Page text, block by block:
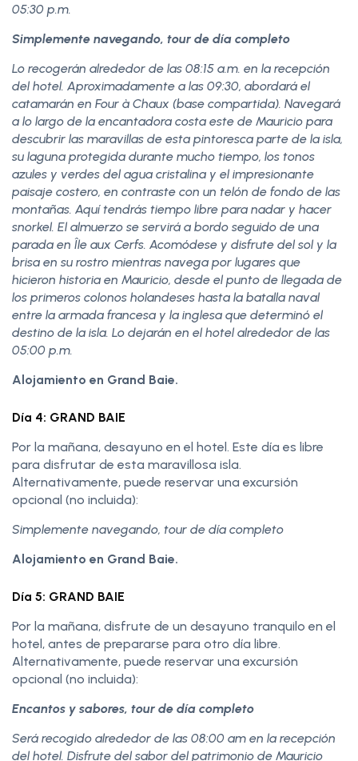
05:30 p.m.
Simplemente navegando, tour de día completo
Lo recogerán alrededor de las 08:15 a.m. en la recepción
del hotel. Aproximadamente a las 09:30, abordará el
catamarán en Four à Chaux (base compartida). Navegará
a lo largo de la encantadora costa este de Mauricio para
descubrir las maravillas de esta pintoresca parte de la isla,
su laguna protegida durante mucho tiempo, los tonos
azules y verdes del agua cristalina y el impresionante
paisaje costero, en contraste con un telón de fondo de las
montañas. Aquí tendrás tiempo libre para nadar y hacer
snorkel. El almuerzo se servirá a bordo seguido de una
parada en Île aux Cerfs. Acomódese y disfrute del sol y la
brisa en su rostro mientras navega por lugares que
hicieron historia en Mauricio, desde el punto de llegada de
los primeros colonos holandeses hasta la batalla naval
entre la armada francesa y la inglesa que determinó el
destino de la isla. Lo dejarán en el hotel alrededor de las
05:00 p.m.
Alojamiento en Grand Baie.
Día 4: GRAND BAIE
Por la mañana, desayuno en el hotel. Este día es libre
para disfrutar de esta maravillosa isla.
Alternativamente, puede reservar una excursión
opcional (no incluida):
Simplemente navegando, tour de día completo
Alojamiento en Grand Baie.
Día 5: GRAND BAIE
Por la mañana, disfrute de un desayuno tranquilo en el
hotel, antes de prepararse para otro día libre.
Alternativamente, puede reservar una excursión
opcional (no incluida):
Encantos y sabores, tour de día completo
Será recogido alrededor de las 08:00 am en la recepción
del hotel. Disfrute del sabor del patrimonio de Mauricio